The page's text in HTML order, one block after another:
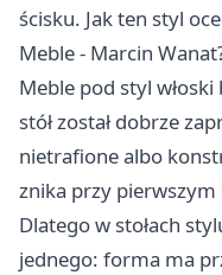
ścisku. Jak ten styl
Meble - Marcin
Meble pod styl
stół został dobrze
nietrafione albo
znika przy
Dlatego w stołach
jednego: forma ma